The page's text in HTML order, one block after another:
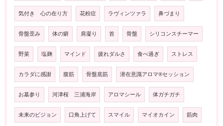
気付き 心の在り方 花粉症 ラヴィンツァラ 鼻づまり
骨盤歪み 体の癖 肩凝り 首 骨盤 シリコンスチーマー
野菜 塩麹 マインド 疲れダルさ 食べ過ぎ ストレス
カラダに感謝 腹筋 骨盤底筋 潜在意識アロマ®️セッション
お墓参り 河津桜 三浦海岸 アロマシール 体ガチガチ
未来のビジョン 口角上げて スマイル マイオカイン 筋肉